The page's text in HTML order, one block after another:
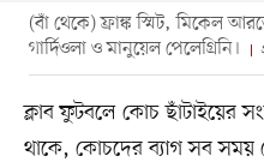
(বাঁ থেকে) ফ্রাঙ্ক স্মিট, মিকেল
গার্দিওলা ও মানুয়েল পেলেগ্রিনি।
ক্লাব ফুটবলে কোচ ছাঁটাইয়ের
থাকে, কোচদের ব্যাগ সব সময়